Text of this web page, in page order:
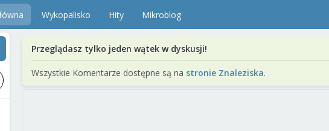
Wykopalisko Hity Mikroblog
Przeglądasz tylko jeden wątek w dyskusji!
Wszystkie Komentarze dostępne są na stronie Znaleziska.